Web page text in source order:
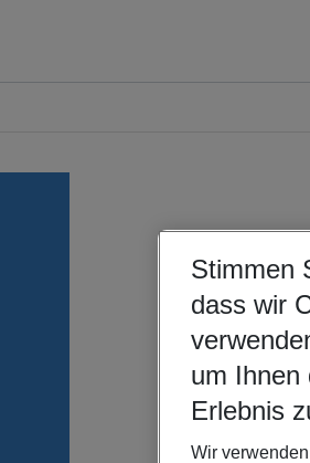
Stimmen
dass wir
um Ihnen
Erlebnis
Wir